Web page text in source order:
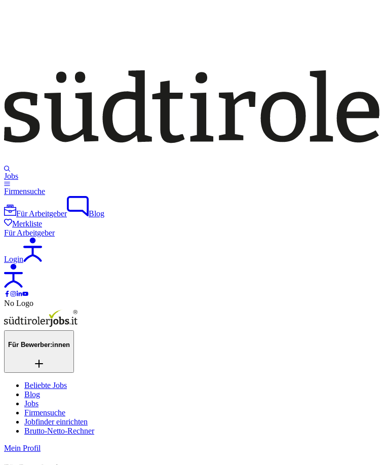
Jobs
Firmensuche
Für Arbeitgeber
Blog
Merkliste
Für Arbeitgeber
Login
No Logo
Für Bewerber:innen
Beliebte Jobs
Blog
Jobs
Firmensuche
Jobfinder einrichten
Brutto-Netto-Rechner
Mein Profil